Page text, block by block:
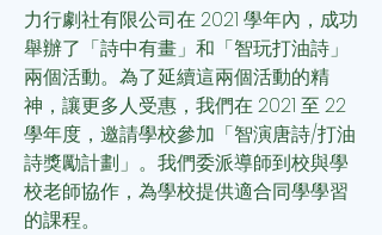
力行劇社有限公司在 2021 學年內，成功
舉辦了「詩中有畫」和「智玩打油詩」
兩個活動。為了延續這兩個活動的精
神，讓更多人受惠，我們在 2021 至 22
學年度，邀請學校參加「智演唐詩/打油
詩獎勵計劃」。我們委派導師到校與學
校老師協作，為學校提供適合同學學習
的課程。